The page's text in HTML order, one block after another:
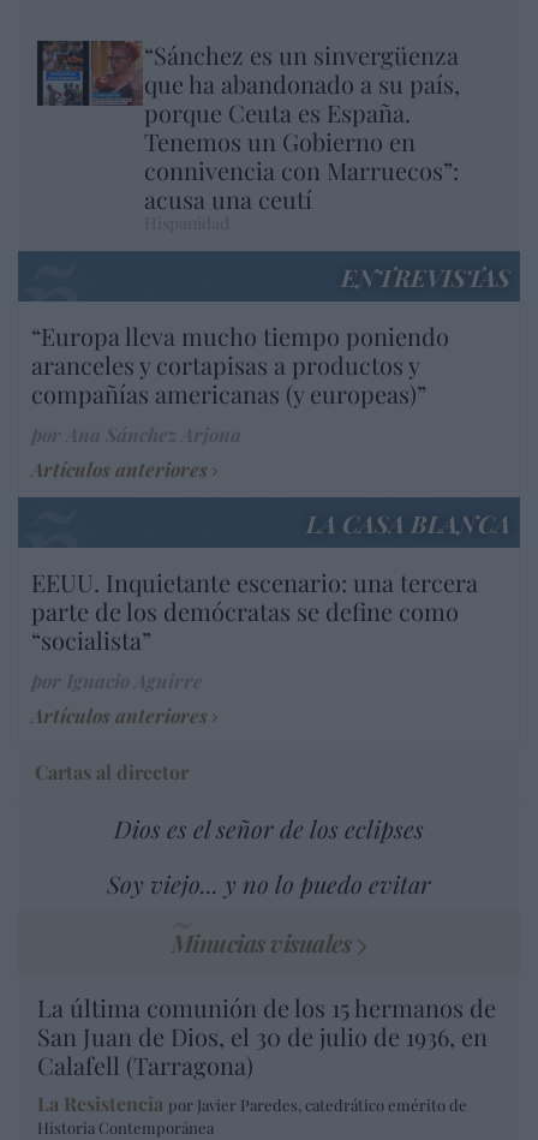
“Sánchez es un sinvergüenza
que ha abandonado a su país,
porque Ceuta es España.
Tenemos un Gobierno en
connivencia con Marruecos”:
acusa una ceutí
ENTREVISTAS
“Europa lleva mucho tiempo poniendo
aranceles y cortapisas a productos y
compañías americanas (y europeas)”
Artículos anteriores
LA CASA BLANCA
EEUU. Inquietante escenario: una tercera
parte de los demócratas se define como
“socialista”
Artículos anteriores
Cartas al director
Dios es el señor de los eclipses
Soy viejo... y no lo puedo evitar
Minucias visuales
La última comunión de los 15 hermanos de
San Juan de Dios, el 30 de julio de 1936, en
Calafell (Tarragona)
La Resistencia por Javier Paredes, catedrático emérito de
Historia Contemporánea